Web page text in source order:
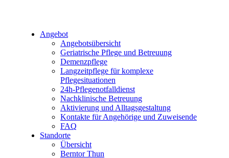
Angebot
Angebotsübersicht
Geriatrische Pflege und Betreuung
Demenzpflege
Langzeitpflege für komplexe
Pflegesituationen
24h-Pflegenotfalldienst
Nachklinische Betreuung
Aktivierung und Alltagsgestaltung
Kontakte für Angehörige und Zuweisende
FAQ
Standorte
Übersicht
Berntor Thun